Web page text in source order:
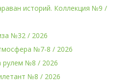
историй. Коллекция №9 /
№32 / 2026
№7-8 / 2026
рулем №8 / 2026
№8 / 2026